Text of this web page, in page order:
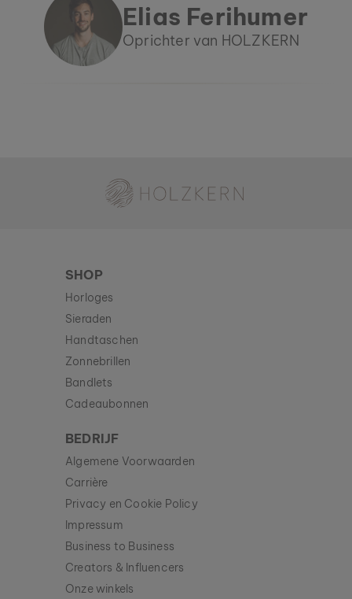
Elias Ferihumer
Oprichter van HOLZKERN
SHOP
Horloges
Sieraden
Handtaschen
Zonnebrillen
Bandlets
Cadeaubonnen
BEDRIJF
Algemene Voorwaarden
Carrière
Privacy en Cookie Policy
Impressum
Business to Business
Creators & Influencers
Onze winkels